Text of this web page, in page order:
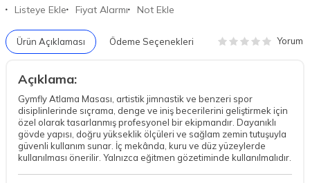
Listeye Ekle Fiyat Alarmı Not Ekle
Ürün Açıklaması Ödeme Seçenekleri Yorum
Açıklama:
Gymfly Atlama Masası, artistik jimnastik ve benzeri spor
disiplinlerinde sıçrama, denge ve iniş becerilerini geliştirmek için
özel olarak tasarlanmış profesyonel bir ekipmandır. Dayanıklı
gövde yapısı, doğru yükseklik ölçüleri ve sağlam zemin tutuşuyla
güvenli kullanım sunar. İç mekânda, kuru ve düz yüzeylerde
kullanılması önerilir. Yalnızca eğitmen gözetiminde kullanılmalıdır.